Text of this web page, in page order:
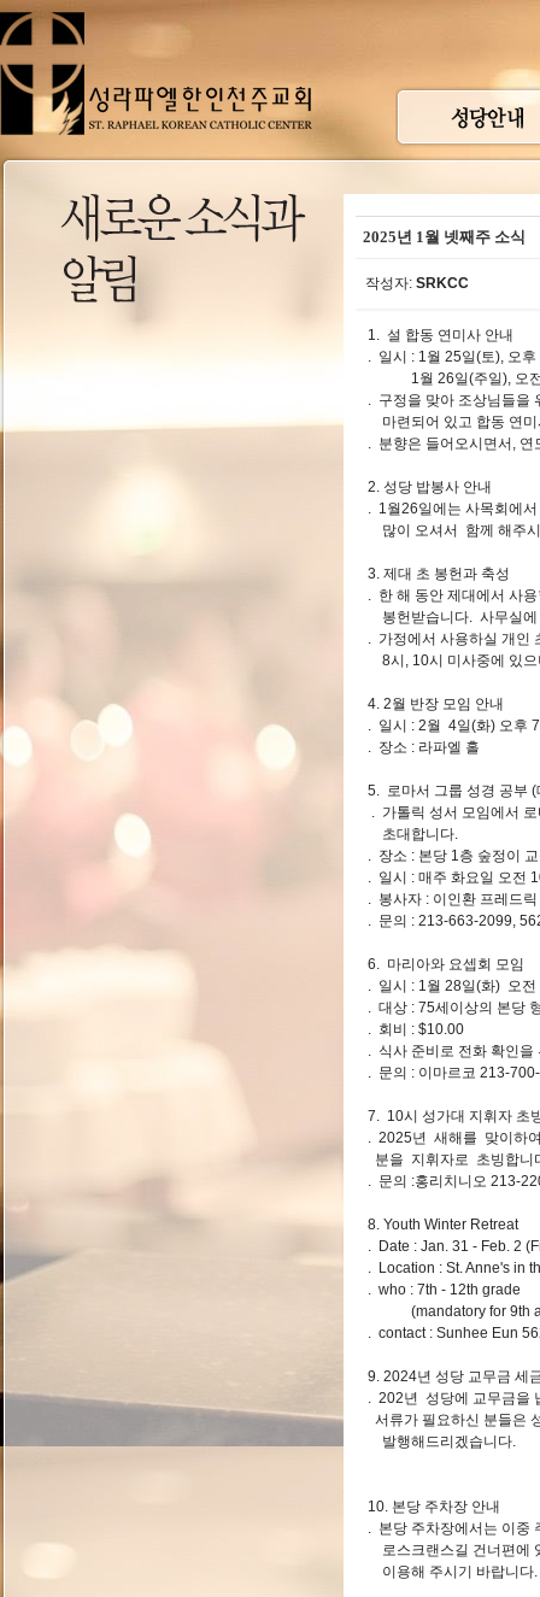
2025년 1월 넷째주 소식
작성자: SRKCC
1. 설 합동 연미사 안내
. 일시 : 1월 25일(토), 오
1월 26일(주일), 오전
. 구정을 맞아 조상님들을
마련되어 있고 합동 연
. 분향은 들어오시면서, 연
2. 성당 밥봉사 안내
. 1월26일에는 사목회에
많이 오셔서 함께 해주
3. 제대 초 봉헌과 축성
. 한 해 동안 제대에서 사
봉헌받습니다. 사무실에
. 가정에서 사용하실 개인
8시, 10시 미사중에 있
4. 2월 반장 모임 안내
. 일시 : 2월 4일(화) 오후
. 장소 : 라파엘 홀
5. 로마서 그룹 성경 공부 (
. 가톨릭 성서 모임에서
초대합니다.
. 장소 : 본당 1층 숲정이
. 일시 : 매주 화요일 오전
. 봉사자 : 이인환 프레드릭
. 문의 : 213-663-2099,
6. 마리아와 요셉회 모임
. 일시 : 1월 28일(화) 오
. 대상 : 75세이상의 본당
. 회비 : $10.00
. 식사 준비로 전화 확인을
. 문의 : 이마르코 213-
7. 10시 성가대 지휘자 초
. 2025년 새해를 맞이하
분을 지휘자로 초빙합니
. 문의 :홍리치니오 213-
8. Youth Winter Retreat
. Date : Jan. 31 - Feb. 2
. Location : St. Anne's in
. who : 7th - 12th grade
(mandatory for 9th
. contact : Sunhee Eun
9. 2024년 성당 교무금 세
. 202년 성당에 교무금을
서류가 필요하신 분들은
발행해드리겠습니다.
10. 본당 주차장 안내
. 본당 주차장에서는 이중
로스크랜스길 건너편에
이용해 주시기 바랍니다.